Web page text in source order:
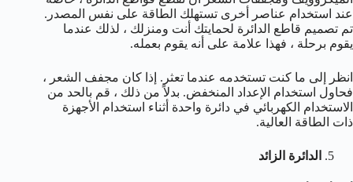
عند استخدام عناصر أخرى تستهلك الطاقة على نفس المصدر.
تم تصميم قاطع الدائرة لحمايتك أنت ومنزلك ، لذلك عندما
يقوم برحلة ، فهذا علامة على أنه يقوم بعمله.
انظر إلى ما كنت تستخدمه عندما تعثر. إذا كان مجفف الشعر ،
فحاول استخدام الإعداد المنخفض. بدلاً من ذلك ، قم بالحد من
الاستخدام الكهربائي في دائرة واحدة أثناء استخدام الأجهزة
ذات الطاقة العالية.
الدائرة الزائد